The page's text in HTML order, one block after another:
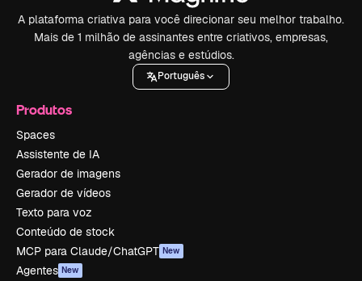
A plataforma criativa para você direcionar seu melhor trabalho.
Mais de 1 milhão de assinantes entre criativos, empresas,
agências e estúdios.
Português
Produtos
Spaces
Assistente de IA
Gerador de imagens
Gerador de vídeos
Texto para voz
Conteúdo de stock
MCP para Claude/ChatGPT New
Agentes New